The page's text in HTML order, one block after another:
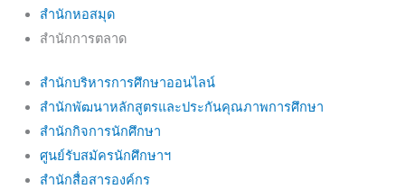
สำนักหอสมุด
สำนักการตลาด
สำนักบริหารการศึกษาออนไลน์
สำนักพัฒนาหลักสูตรและประกันคุณภาพการศึกษา
สำนักกิจการนักศึกษา
ศูนย์รับสมัครนักศึกษาฯ
สำนักสื่อสารองค์กร